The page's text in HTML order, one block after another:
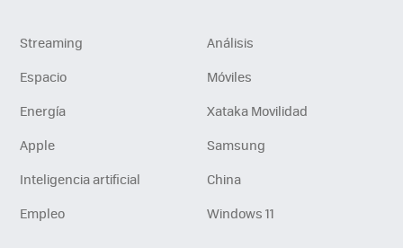
Streaming
Análisis
Espacio
Móviles
Energía
Xataka Movilidad
Apple
Samsung
Inteligencia artificial
China
Empleo
Windows 11